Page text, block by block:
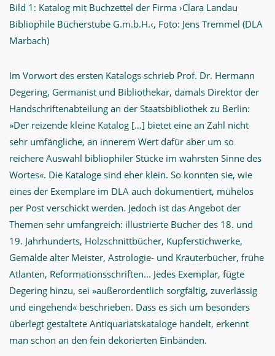
Bild 1: Katalog mit Buchzettel der Firma ›Clara Landau
Bibliophile Bücherstube G.m.b.H.‹, Foto: Jens Tremmel (DLA
Marbach)
Im Vorwort des ersten Katalogs schrieb Prof. Dr. Hermann
Degering, Germanist und Bibliothekar, damals Direktor der
Handschriftenabteilung an der Staatsbibliothek zu Berlin:
»Der reizende kleine Katalog […] bietet eine an Zahl nicht
sehr umfängliche, an innerem Wert dafür aber um so
reichere Auswahl bibliophiler Stücke im wahrsten Sinne des
Wortes«. Die Kataloge sind eher klein. So konnten sie, wie
eines der Exemplare im DLA auch dokumentiert, mühelos
per Post verschickt werden. Jedoch ist das Angebot der
Themen sehr umfangreich: illustrierte Bücher des 18. und
19. Jahrhunderts, Holzschnittbücher, Kupferstichwerke,
Gemälde alter Meister, Astrologie- und Kräuterbücher, frühe
Atlanten, Reformationsschriften... Jedes Exemplar, fügte
Degering hinzu, sei »außerordentlich sorgfältig, zuverlässig
und eingehend« beschrieben. Dass es sich um besonders
überlegt gestaltete Antiquariatskataloge handelt, erkennt
man schon an den fein dekorierten Einbänden.